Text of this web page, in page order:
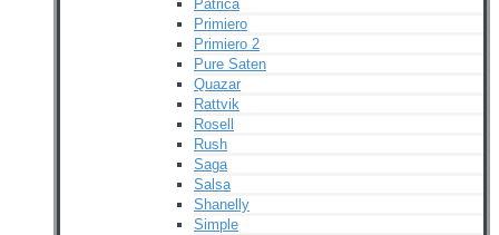
Patrica
Primiero
Primiero 2
Pure Saten
Quazar
Rattvik
Rosell
Rush
Saga
Salsa
Shanelly
Simple